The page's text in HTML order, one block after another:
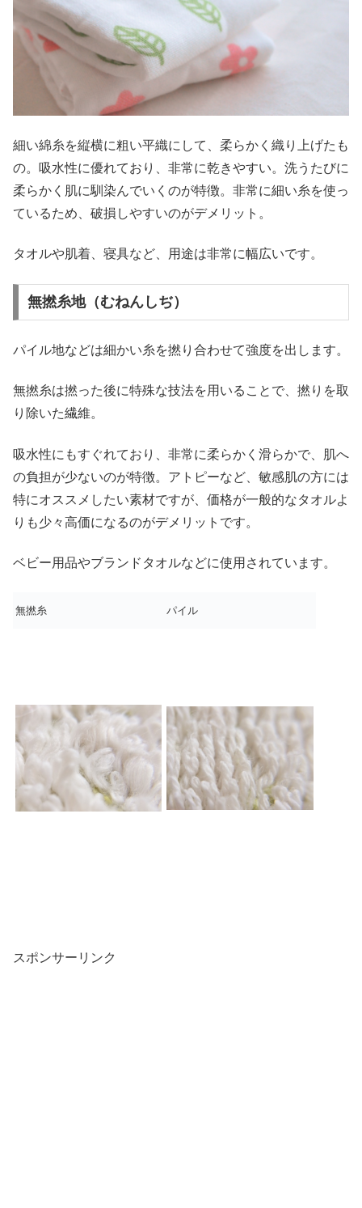
細い綿糸を縦横に粗い平織にして、柔らかく織り上げたも
の。吸水性に優れており、非常に乾きやすい。洗うたびに
柔らかく肌に馴染んでいくのが特徴。非常に細い糸を使っ
ているため、破損しやすいのがデメリット。
タオルや肌着、寝具など、用途は非常に幅広いです。
無撚糸地（むねんしぢ）
パイル地などは細かい糸を撚り合わせて強度を出します。
無撚糸は撚った後に特殊な技法を用いることで、撚りを取
り除いた繊維。
吸水性にもすぐれており、非常に柔らかく滑らかで、肌へ
の負担が少ないのが特徴。アトピーなど、敏感肌の方には
特にオススメしたい素材ですが、価格が一般的なタオルよ
りも少々高価になるのがデメリットです。
ベビー用品やブランドタオルなどに使用されています。
無撚糸 パイル
スポンサーリンク